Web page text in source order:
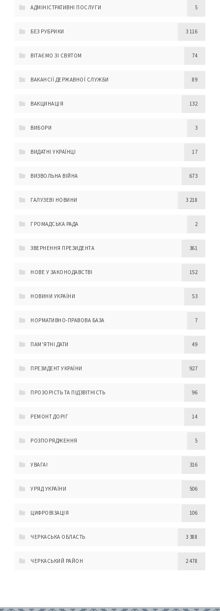
АДМІНІСТРАТИВНІ ПОСЛУГИ 5
БЕЗ РУБРИКИ 3 116
ВІТАЄМО ЗІ СВЯТОМ 74
ВАКАНСІЇ ДЕРЖАВНОЇ СЛУЖБИ 89
ВАКЦИНАЦІЯ 132
ВИБОРИ 3
ВИДАТНІ УКРАЇНЦІ 17
ВИЗВОЛЬНА ВІЙНА 673
ГАЛУЗЕВІ НОВИНИ 3 218
ГРОМАДСЬКА РАДА 2
ЗВЕРНЕННЯ ПРЕЗИДЕНТА 361
НОВЕ У ЗАКОНОДАВСТВІ 152
НОВИНИ УКРАЇНИ 53
НОРМАТИВНО-ПРАВОВА БАЗА 7
ПАМ'ЯТНІ ДАТИ 49
ПРЕЗИДЕНТ УКРАЇНИ 927
ПРОЗОРІСТЬ ТА ПІДЗВІТНІСТЬ 96
РЕМОНТ ДОРІГ 14
РОЗПОРЯДЖЕННЯ 5
УВАГА! 316
УРЯД УКРАЇНИ 506
ЦИФРОВІЗАЦІЯ 106
ЧЕРКАСЬКА ОБЛАСТЬ 3 388
ЧЕРКАСЬКИЙ РАЙОН 2 478